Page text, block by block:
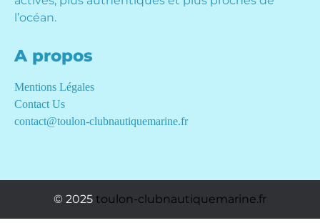
l’océan.
A propos
Mentions Légales
Contact Us
contact@toulon-clubnautiquemarine.fr
© 2025 toulon-clubnautiquemarine.fr